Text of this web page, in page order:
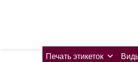
Печать этикеток